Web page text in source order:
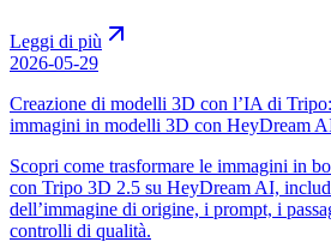
Leggi di più
2026-05-29
Creazione di modelli 3D con l’IA di
immagini in modelli 3D con HeyDream
Scopri come trasformare le immagini in
con Tripo 3D 2.5 su HeyDream AI,
dell’immagine di origine, i prompt, i
controlli di qualità.